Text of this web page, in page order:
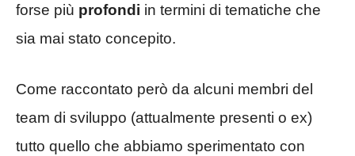
forse più profondi in termini di tematiche che
sia mai stato concepito.
Come raccontato però da alcuni membri del
team di sviluppo (attualmente presenti o ex)
tutto quello che abbiamo sperimentato con